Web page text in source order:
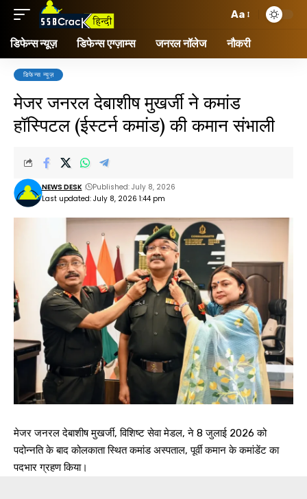
Aa
डिफेन्स न्यूज़ डिफेन्स एग्ज़ाम्स जनरल नॉलेज नौकरी
डिफेन्स न्यूज़
मेजर जनरल देबाशीष मुखर्जी ने कमांड
हॉस्पिटल (ईस्टर्न कमांड) की कमान संभाली
Last updated: July 8, 2026 1:44 pm
NEWS DESK Published: July 8, 2026
मेजर जनरल देबाशीष मुखर्जी, विशिष्ट सेवा मेडल, ने 8 जुलाई 2026 को
पदोन्नति के बाद कोलकाता स्थित कमांड अस्पताल, पूर्वी कमान के कमांडेंट का
पदभार ग्रहण किया।